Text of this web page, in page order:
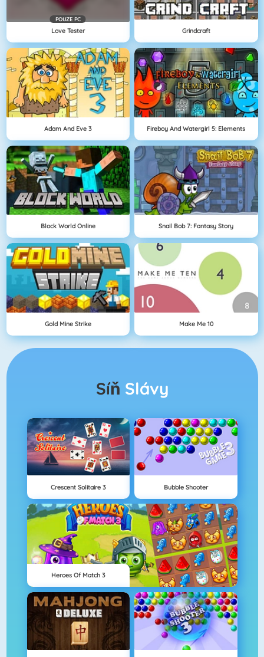
POUZE PC
Love Tester Grindcraft
Adam And Eve 3 Fireboy And Watergirl 5: Elements
Block World Online Snail Bob 7: Fantasy Story
Gold Mine Strike Make Me 10
Síň Slávy
Crescent Solitaire 3 Bubble Shooter
Heroes Of Match 3